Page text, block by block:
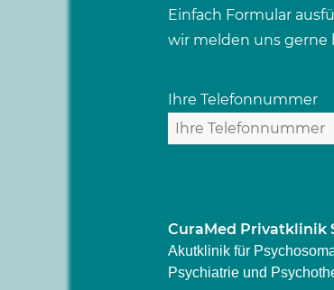
Einfach Formular
wir melden uns gerne
Ihre Telefonnummer
CuraMed Privatklinik
Akutklinik für
Psychiatrie und